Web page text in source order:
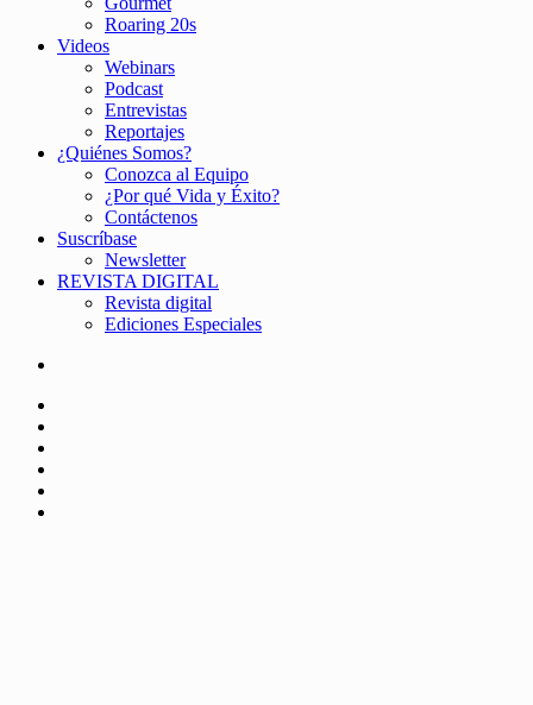
Roaring 20s
Videos
Webinars
Podcast
Entrevistas
Reportajes
¿Quiénes Somos?
Conozca al Equipo
¿Por qué Vida y Éxito?
Contáctenos
Suscríbase
Newsletter
REVISTA DIGITAL
Revista digital
Ediciones Especiales